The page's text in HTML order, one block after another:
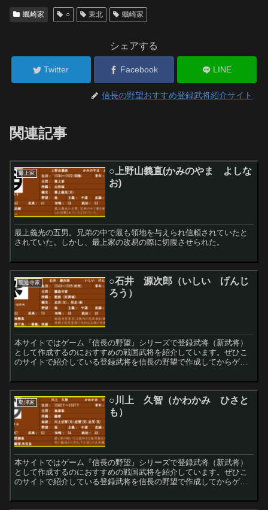
蠣崎家 ○ 東北 蠣崎家
シェアする
Twitter Facebook LINE
信長の野望おすすめ登録武将紹介サイト
関連記事
最上家
○上野山義直(かみのやま よしな
お)
最上義光の五男。兄弟の中で最も領地を与えられ信頼されていたと
されていた。しかし、最上家の改易の際に切腹させられた。
龍造寺家
○石井 源次郎（いしい げんじ
ろう）
本サイトではゲーム『信長の野望』シリーズで登録武将（新武将）
として作成するのにおすすめの戦国武将を紹介しています。ぜひこ
のサイトで紹介している登録武将を信長の野望で作成してからゲー
島津家
○川上 久智（かわかみ ひさと
も）
本サイトではゲーム『信長の野望』シリーズで登録武将（新武将）
として作成するのにおすすめの戦国武将を紹介しています。ぜひこ
のサイトで紹介している登録武将を信長の野望で作成してからゲー